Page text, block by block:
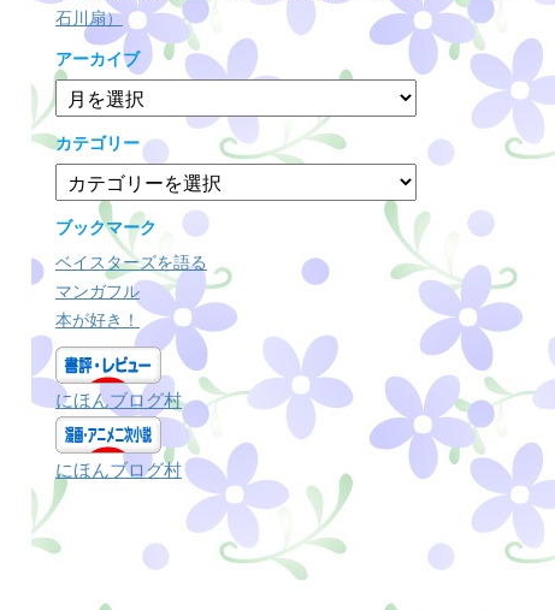
石川扇）
アーカイブ
ア
ー
カ
イ
ブ
カテゴリー
テ
ゴ
ー
ブックマーク
ベイスターズを語る
マンガフル
本が好き！
にほんブログ村
にほんブログ村